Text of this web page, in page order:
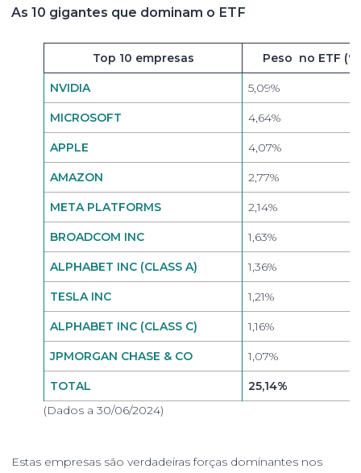
As 10 gigantes que dominam o ETF
Top 10 empresas Peso no ETF
NVIDIA 5,09%
MICROSOFT 4,64%
APPLE 4,07%
AMAZON 2,77%
META PLATFORMS 2,14%
BROADCOM INC 1,63%
ALPHABET INC (CLASS A) 1,36%
TESLA INC 1,21%
ALPHABET INC (CLASS C) 1,16%
JPMORGAN CHASE & CO 1,07%
TOTAL
25,14%
(Dados a 30/06/2024)
Estas empresas são verdadeiras forças dominantes nos